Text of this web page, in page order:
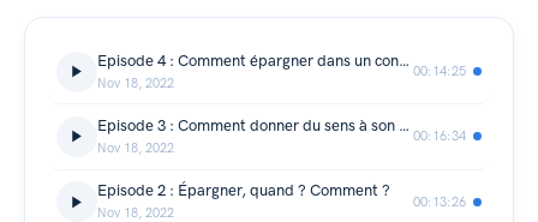
Episode 4 : Comment épargner dans un contexte de forte incertitude ?
Nov 18, 2022
00:14:25
Episode 3 : Comment donner du sens à son argent et avoir un impact positif sur la société ?
Nov 18, 2022
00:16:34
Episode 2 : Épargner, quand ? Comment ?
Nov 18, 2022
00:13:26